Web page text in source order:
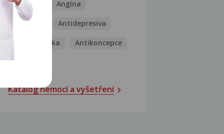
Analgetika Angína
Antibiotika Antidepresiva
Antihistaminika Antikoncepce
Antivirotika
Katalog nemocí a vyšetření